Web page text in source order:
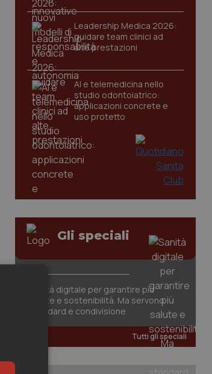
Leadership Medica 2026:
guidare team clinici ad
alte prestazioni
AI e telemedicina nello
studio odontoiatrico:
applicazioni concrete e
uso protetto
Gli speciali
Sanità digitale per garantire più
salute e sostenibilità. Ma servono
standard e condivisione
Tutti gli speciali